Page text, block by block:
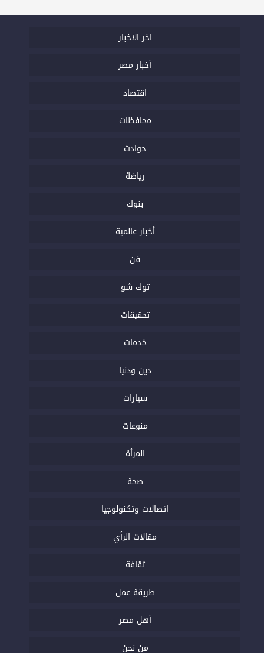
اخر الاخبار
أخبار مصر
اقتصاد
محافظات
حوادث
رياضة
بنوك
أخبار عالمية
فن
توك شو
تحقيقات
خدمات
دين ودنيا
سيارات
منوعات
المرأة
صحة
اتصالات وتكنولوجيا
مقالات الرأي
ثقافة
طريقة عمل
أهل مصر
من نحن